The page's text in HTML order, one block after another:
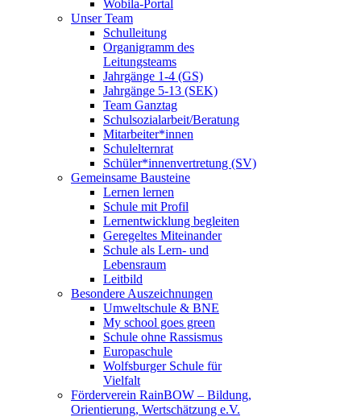
Wobila-Portal
Unser Team
Schulleitung
Organigramm des
Leitungsteams
Jahrgänge 1-4 (GS)
Jahrgänge 5-13 (SEK)
Team Ganztag
Schulsozialarbeit/Beratung
Mitarbeiter*innen
Schulelternrat
Schüler*innenvertretung (SV)
Gemeinsame Bausteine
Lernen lernen
Schule mit Profil
Lernentwicklung begleiten
Geregeltes Miteinander
Schule als Lern- und
Lebensraum
Leitbild
Besondere Auszeichnungen
Umweltschule & BNE
My school goes green
Schule ohne Rassismus
Europaschule
Wolfsburger Schule für
Vielfalt
Förderverein RainBOW – Bildung,
Orientierung, Wertschätzung e.V.